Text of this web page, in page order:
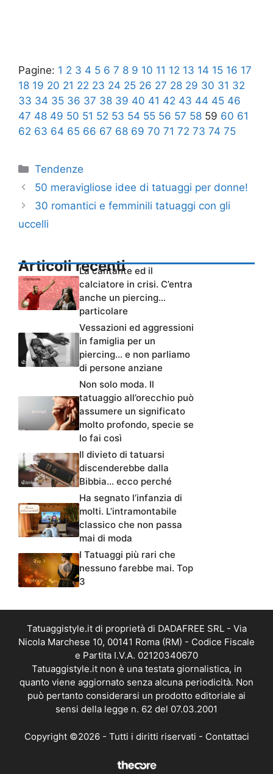
Pagine: 1 2 3 4 5 6 7 8 9 10 11 12 13 14 15 16 17
18 19 20 21 22 23 24 25 26 27 28 29 30 31 32
33 34 35 36 37 38 39 40 41 42 43 44 45 46
47 48 49 50 51 52 53 54 55 56 57 58 59 60 61
62 63 64 65 66 67 68 69 70 71 72 73 74 75
Categorie
Tendenze
50 meravigliose idee di tatuaggi per donne!
30 romantici e femminili tatuaggi con gli
uccelli
Articoli recenti
La cantante ed il
calciatore in crisi. C’entra
anche un piercing…
particolare
Vessazioni ed aggressioni
in famiglia per un
piercing… e non parliamo
di persone anziane
Non solo moda. Il
tatuaggio all’orecchio può
assumere un significato
molto profondo, specie se
lo fai così
Il divieto di tatuarsi
discenderebbe dalla
Bibbia… ecco perché
Ha segnato l’infanzia di
molti. L’intramontabile
classico che non passa
mai di moda
I Tatuaggi più rari che
nessuno farebbe mai. Top
3
Tatuaggistyle.it di proprietà di DADAFREE SRL - Via
Nicola Marchese 10, 00141 Roma (RM) - Codice Fiscale
e Partita I.V.A. 02120340670
Tatuaggistyle.it non è una testata giornalistica, in
quanto viene aggiornato senza alcuna periodicità. Non
può pertanto considerarsi un prodotto editoriale ai
sensi della legge n. 62 del 07.03.2001
Copyright ©2026 - Tutti i diritti riservati - Contattaci